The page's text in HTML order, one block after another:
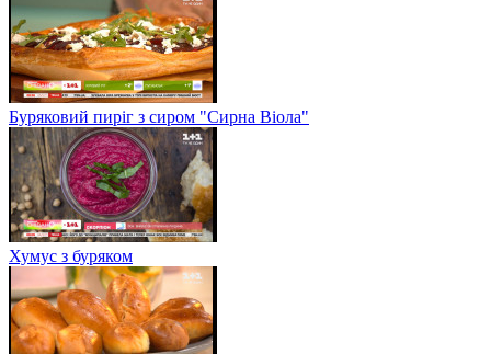
Буряковий пиріг з сиром "Сирна Віола"
Хумус з буряком